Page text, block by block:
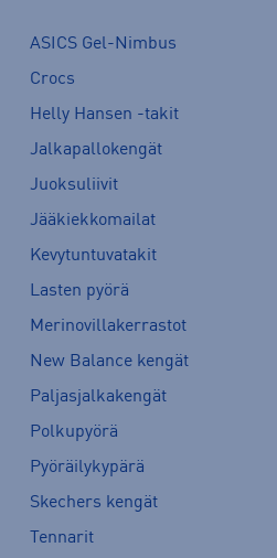
ASICS Gel-Nimbus
Crocs
Helly Hansen -takit
Jalkapallokengät
Juoksuliivit
Jääkiekkomailat
Kevytuntuvatakit
Lasten pyörä
Merinovillakerrastot
New Balance kengät
Paljasjalkakengät
Polkupyörä
Pyöräilykypärä
Skechers kengät
Tennarit